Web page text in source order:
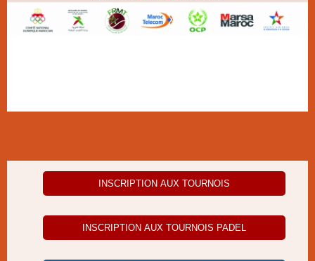
INSCRIPTION AUX TOURNOIS
INSCRIPTION AUX TOURNOIS PADEL